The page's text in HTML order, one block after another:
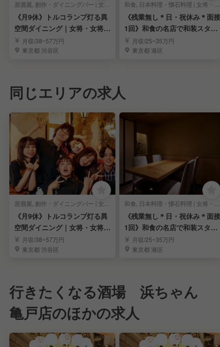
居酒屋, 創作・ダイニングバー | 女将・和装ホール
《月9休》トルコランプ灯る異
空間ダイニング｜女将・女将候
補求む！
月収/38~57万円
東京都 渋谷区
和食, 日本料理・懐石料理 | 女将・和装ホール
《残業無し＊日・祝休み＊面接
1回》和食の名店で和装スタッ
フ募集｜表参道
月収/25~35万円
東京都 港区
同じエリアの求人
居酒屋, 創作・ダイニングバー | 女将・和装ホール
《月9休》トルコランプ灯る異
空間ダイニング｜女将・女将候
補求む！
月収/38~57万円
東京都 渋谷区
和食, 日本料理・懐石料理 | 女将・和装ホール
《残業無し＊日・祝休み＊面接
1回》和食の名店で和装スタッ
フ募集｜表参道
月収/25~35万円
東京都 港区
行きたくなる酒場 浜ちゃん
亀戸店のほかの求人